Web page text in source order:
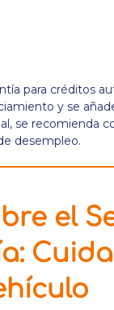
para créditos
y se
se recomienda
desempleo.
el